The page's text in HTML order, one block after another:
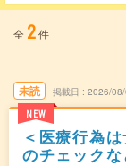
全 2件
未読
NEW
掲載日 2026/
＜医療行為
のチェックな